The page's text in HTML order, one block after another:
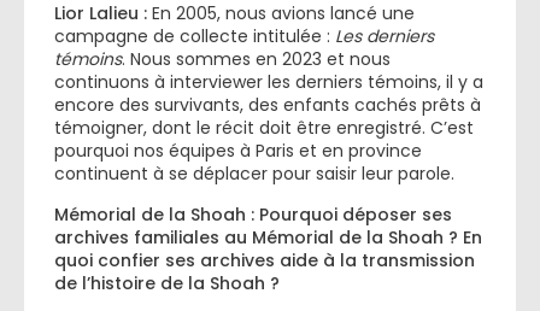
Lior Lalieu : En 2005, nous avions lancé une
campagne de collecte intitulée : Les derniers
témoins. Nous sommes en 2023 et nous
continuons à interviewer les derniers témoins, il y a
encore des survivants, des enfants cachés prêts à
témoigner, dont le récit doit être enregistré. C’est
pourquoi nos équipes à Paris et en province
continuent à se déplacer pour saisir leur parole.
Mémorial de la Shoah : Pourquoi déposer ses
archives familiales au Mémorial de la Shoah ? En
quoi confier ses archives aide à la transmission
de l’histoire de la Shoah ?